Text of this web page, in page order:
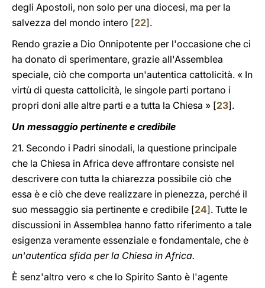
degli Apostoli, non solo per una diocesi, ma per la
salvezza del mondo intero [22].
Rendo grazie a Dio Onnipotente per l'occasione che ci
ha donato di sperimentare, grazie all'Assemblea
speciale, ciò che comporta un'autentica cattolicità. « In
virtù di questa cattolicità, le singole parti portano i
propri doni alle altre parti e a tutta la Chiesa » [23].
Un messaggio pertinente e credibile
21. Secondo i Padri sinodali, la questione principale
che la Chiesa in Africa deve affrontare consiste nel
descrivere con tutta la chiarezza possibile ciò che
essa è e ciò che deve realizzare in pienezza, perché il
suo messaggio sia pertinente e credibile [24]. Tutte le
discussioni in Assemblea hanno fatto riferimento a tale
esigenza veramente essenziale e fondamentale, che è
un'autentica sfida per la Chiesa in Africa.
È senz'altro vero « che lo Spirito Santo è l'agente